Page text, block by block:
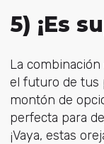
5) ¡Es
La
el futuro de tus
montón de
perfecta para
¡Vaya, estas